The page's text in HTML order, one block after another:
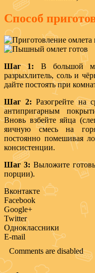
Способ
Шаг 1: В большой
разрыхлитель, соль и
дайте постоять при
Шаг 2: Разогрейте на
антипригарным
Вновь взбейте яйца
яичную смесь на
постоянно помешивая
консистенции.
Шаг 3: Выложите
порции).
Вконтакте
Facebook
Google+
Twitter
Одноклассники
E-mail
Comments are disabled